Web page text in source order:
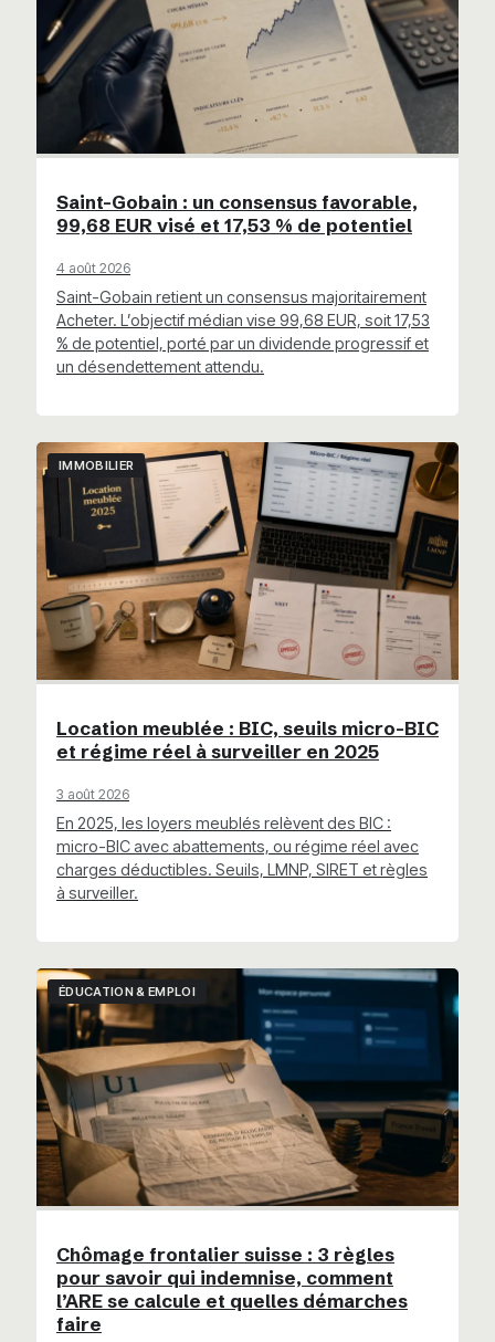
Saint-Gobain : un consensus favorable,
99,68 EUR visé et 17,53 % de potentiel
4 août 2026
Saint-Gobain retient un consensus majoritairement
Acheter. L’objectif médian vise 99,68 EUR, soit 17,53
% de potentiel, porté par un dividende progressif et
un désendettement attendu.
IMMOBILIER
Location meublée : BIC, seuils micro-BIC
et régime réel à surveiller en 2025
3 août 2026
En 2025, les loyers meublés relèvent des BIC :
micro-BIC avec abattements, ou régime réel avec
charges déductibles. Seuils, LMNP, SIRET et règles
à surveiller.
ÉDUCATION & EMPLOI
Chômage frontalier suisse : 3 règles
pour savoir qui indemnise, comment
l’ARE se calcule et quelles démarches
faire